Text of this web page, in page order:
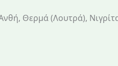
Θερμά (Λουτρά),